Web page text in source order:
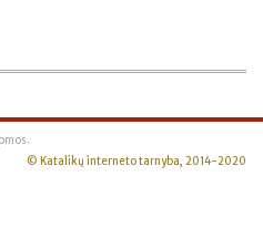
© Katalikų interneto tarnyba, 2014-2020